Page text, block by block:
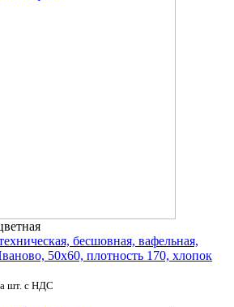
бесшовная, вафельная,
50х60, плотность 170, хлопок
шт. с НДС